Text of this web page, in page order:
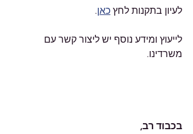
לעיון בתקנות לחץ כאן.
לייעוץ ומידע נוסף יש ליצור קשר עם
משרדינו.
בכבוד רב,